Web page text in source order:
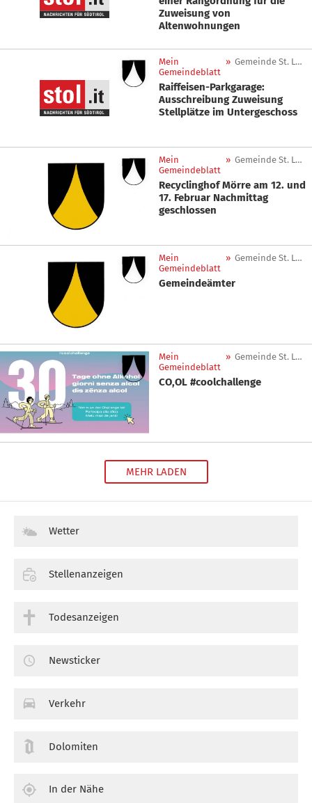
Zuweisung von
Altenwohnungen
Mein
Gemeindeblatt
» Gemeinde St. Leonhard in Passeier
Raiffeisen-Parkgarage:
Ausschreibung Zuweisung
Stellplätze im Untergeschoss
Mein
Gemeindeblatt
» Gemeinde St. Leonhard in Passeier
Recyclinghof Mörre am 12. und
17. Februar Nachmittag
geschlossen
Mein
Gemeindeblatt
» Gemeinde St. Leonhard in Passeier
Gemeindeämter
Mein
Gemeindeblatt
» Gemeinde St. Leonhard in Passeier
CO,OL #coolchallenge
MEHR LADEN
Wetter
Stellenanzeigen
Todesanzeigen
Newsticker
Verkehr
Dolomiten
In der Nähe